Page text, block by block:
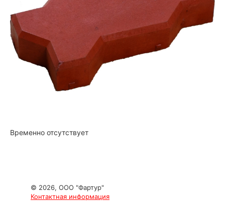
Временно отсутствует
© 2026, ООО "Фартур"
Контактная информация